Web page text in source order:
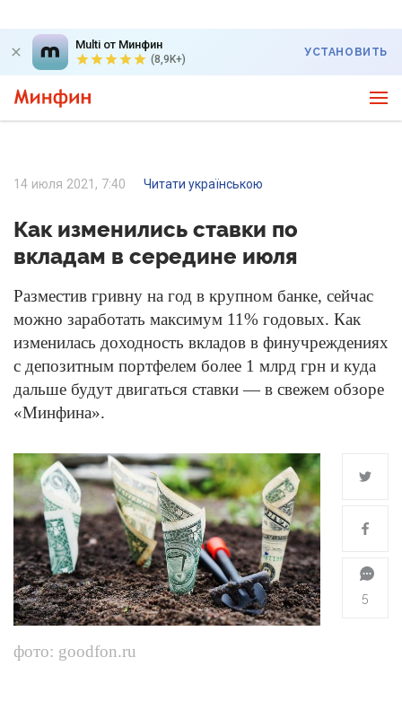
Multi от Минфин
(8,9K+)
УСТАНОВИТЬ
14 июля 2021, 7:40 Читати українською
Как изменились ставки по
вкладам в середине июля
Разместив гривну на год в крупном банке, сейчас
можно заработать максимум 11% годовых. Как
изменилась доходность вкладов в финучреждениях
с депозитным портфелем более 1 млрд грн и куда
дальше будут двигаться ставки — в свежем обзоре
«Минфина».
фото: goodfon.ru
5